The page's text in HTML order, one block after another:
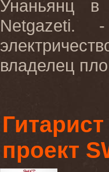
Унаньянц в
Netgazeti. -
владелец
проект